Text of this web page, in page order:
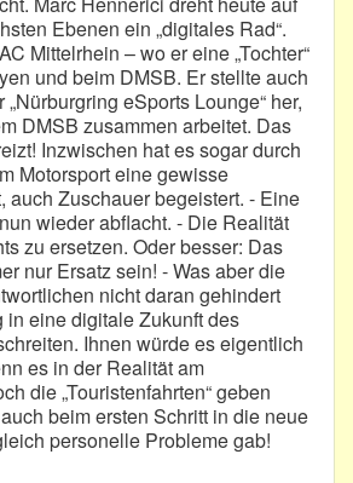
Ebenen ein „digitales Rad“.
Mittelrhein – wo er eine „Tochter“
und beim DMSB. Er stellte auch
eSports Lounge“ her,
DMSB zusammen arbeitet. Das
Inzwischen hat es sogar durch
Motorsport eine gewisse
auch Zuschauer begeistert. - Eine
wieder abflacht. - Die Realität
zu ersetzen. Oder besser: Das
nur Ersatz sein! - Was aber die
nicht daran gehindert
in eine digitale Zukunft des
Ihnen würde es eigentlich
es in der Realität am
die „Touristenfahrten“ geben
beim ersten Schritt in die neue
personelle Probleme gab!